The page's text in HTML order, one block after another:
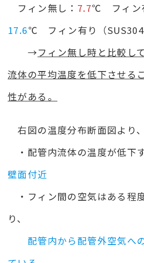
フィン無し： 7.7℃ フィン
17.6℃ フィン有り（SUS304
→フィン無し時と比較し
流体の平均温度を低下させる
性がある。
右図の温度分布断面図より、
・配管内流体の温度が低下
壁面付近
・フィン間の空気はある程
り、
配管内から配管外空気へ